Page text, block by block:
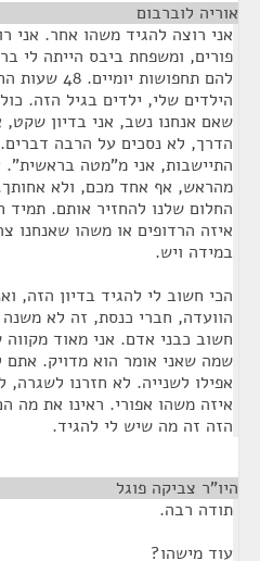
אוריה לוברבום
אני רוצה להגיד משהו אחר. אני
פורים, ומשפחת ביבס הייתה לי
להם
הילדים שלי, ילדים בגיל הזה.
שאם אנחנו נשב, אני בדיון שקט,
הדרך, לא נסכים על הרבה
התיישבות, אני מ"מטה בראשית".
מהראש, אף אחד מכם, ולא
החלום שלנו להחזיר אותם. תמיד
איזה הרדופים או משהו שאנחנו
במידה ויש.
הכי חשוב לי להגיד בדיון הזה,
הוועדה, חברי כנסת, זה לא
חשוב כבני אדם. אני מאוד
שמה שאני אומר הוא מדויק. אתם
אפילו לשנייה. לא חזרנו
איזה משהו אפורי. ראינו את מה
הזה זה מה שיש לי להגיד.
היו"ר צביקה פוגל
תודה רבה.
עוד מישהו?